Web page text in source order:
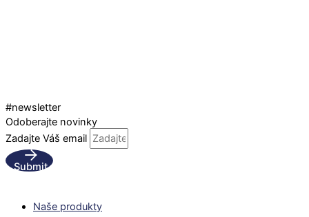
#newsletter
Odoberajte novinky
Zadajte Váš email
Submit
Naše produkty